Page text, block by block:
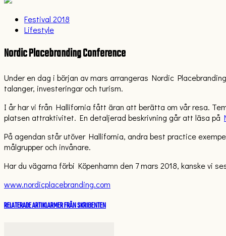
Festival 2018
Lifestyle
Nordic Placebranding Conference
Under en dag i början av mars arrangeras Nordic
talanger, investeringar och turism.
I år har vi från Hallifornia fått äran att berätta om vår resa.
platsen attraktivitet. En detaljerad beskrivning går att läsa på
På agendan står utöver Hallifornia, andra best practice
målgrupper och invånare.
Har du vägarna förbi Köpenhamn den 7 mars 2018, kanske vi
www.nordicplacebranding.com
RELATERADE ARTIKLARMER FRÅN SKRIBENTEN